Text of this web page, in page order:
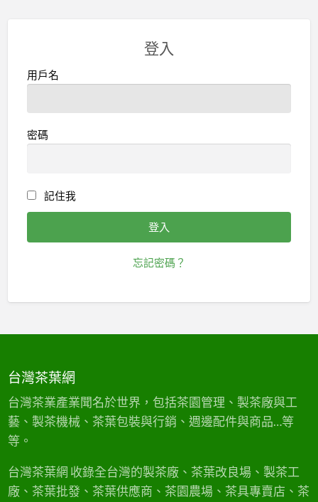
登入
用戶名
密碼
記住我
忘記密碼？
台灣茶葉網
台灣茶業產業聞名於世界，包括茶園管理、製茶廠與工
藝、製茶機械、茶葉包裝與行銷、週邊配件與商品…等
等。
台灣茶葉網 收錄全台灣的製茶廠、茶葉改良場、製茶工
廠、茶葉批發、茶葉供應商、茶園農場、茶具專賣店、茶